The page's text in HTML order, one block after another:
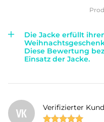
Die Jacke erfüllt
Diese Bewertung
Einsatz der Jacke.
VK Verifizierter